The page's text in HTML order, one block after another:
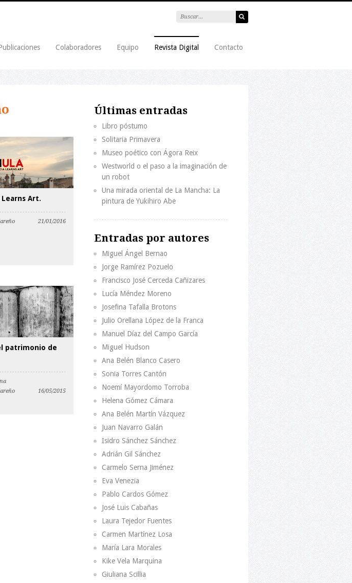
Colaboradores Equipo Revista Digital Contacto
Learns Art.
21/01/2016
patrimonio de
16/05/2015
Últimas entradas
Libro póstumo
Solitaria Primavera
Museo poético con Ágora Reix
Westworld o el paso a la imaginación de
un robot
Una mirada oriental de La Mancha: La
pintura de Yukihiro Abe
Entradas por autores
Miguel Ángel Bernao
Jorge Ramírez Pozuelo
Francisco José Cerceda Cañizares
Lucía Méndez Moreno
Josefina Tafalla Brotons
Julio Orellana López de la Franca
Manuel Díaz del Campo García
Miguel Hudson
Ana Belén Blanco Casero
Sonia Torres Cantón
Noemí Mayordomo Torroba
Helena Gómez Cámara
Ana Belén Martín Vázquez
Juan Navarro Galán
Isidro Sánchez Sánchez
Adrián Gil Sánchez
Carmelo Serna Jiménez
Eva Venezia
Pablo Cardos Gómez
José Luis Cabañas
Laura Tejedor Fuentes
Carmen Martínez Losa
María Lara Morales
Kike Vela Marquina
Giuliana Scillia